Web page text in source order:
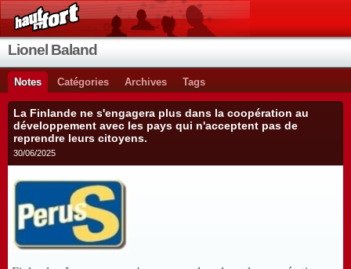
Lionel Baland
Notes Catégories Archives Tags
La Finlande ne s'engagera plus dans la coopération au
développement avec les pays qui n'acceptent pas de
reprendre leurs citoyens.
30/06/2025